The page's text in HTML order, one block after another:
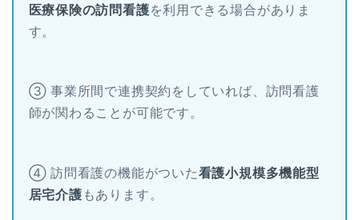
医療保険の訪問看護を利用できる場合がありま
す。
③ 事業所間で連携契約をしていれば、訪問看護
師が関わることが可能です。
④ 訪問看護の機能がついた看護小規模多機能型
居宅介護 もあります。